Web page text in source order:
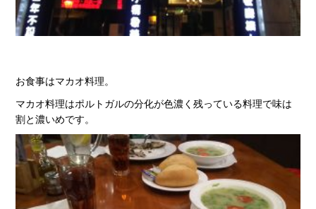
お食事はマカオ料理。
マカオ料理はポルトガルの分化が色濃く残っている料理で味は
割と濃いめです。